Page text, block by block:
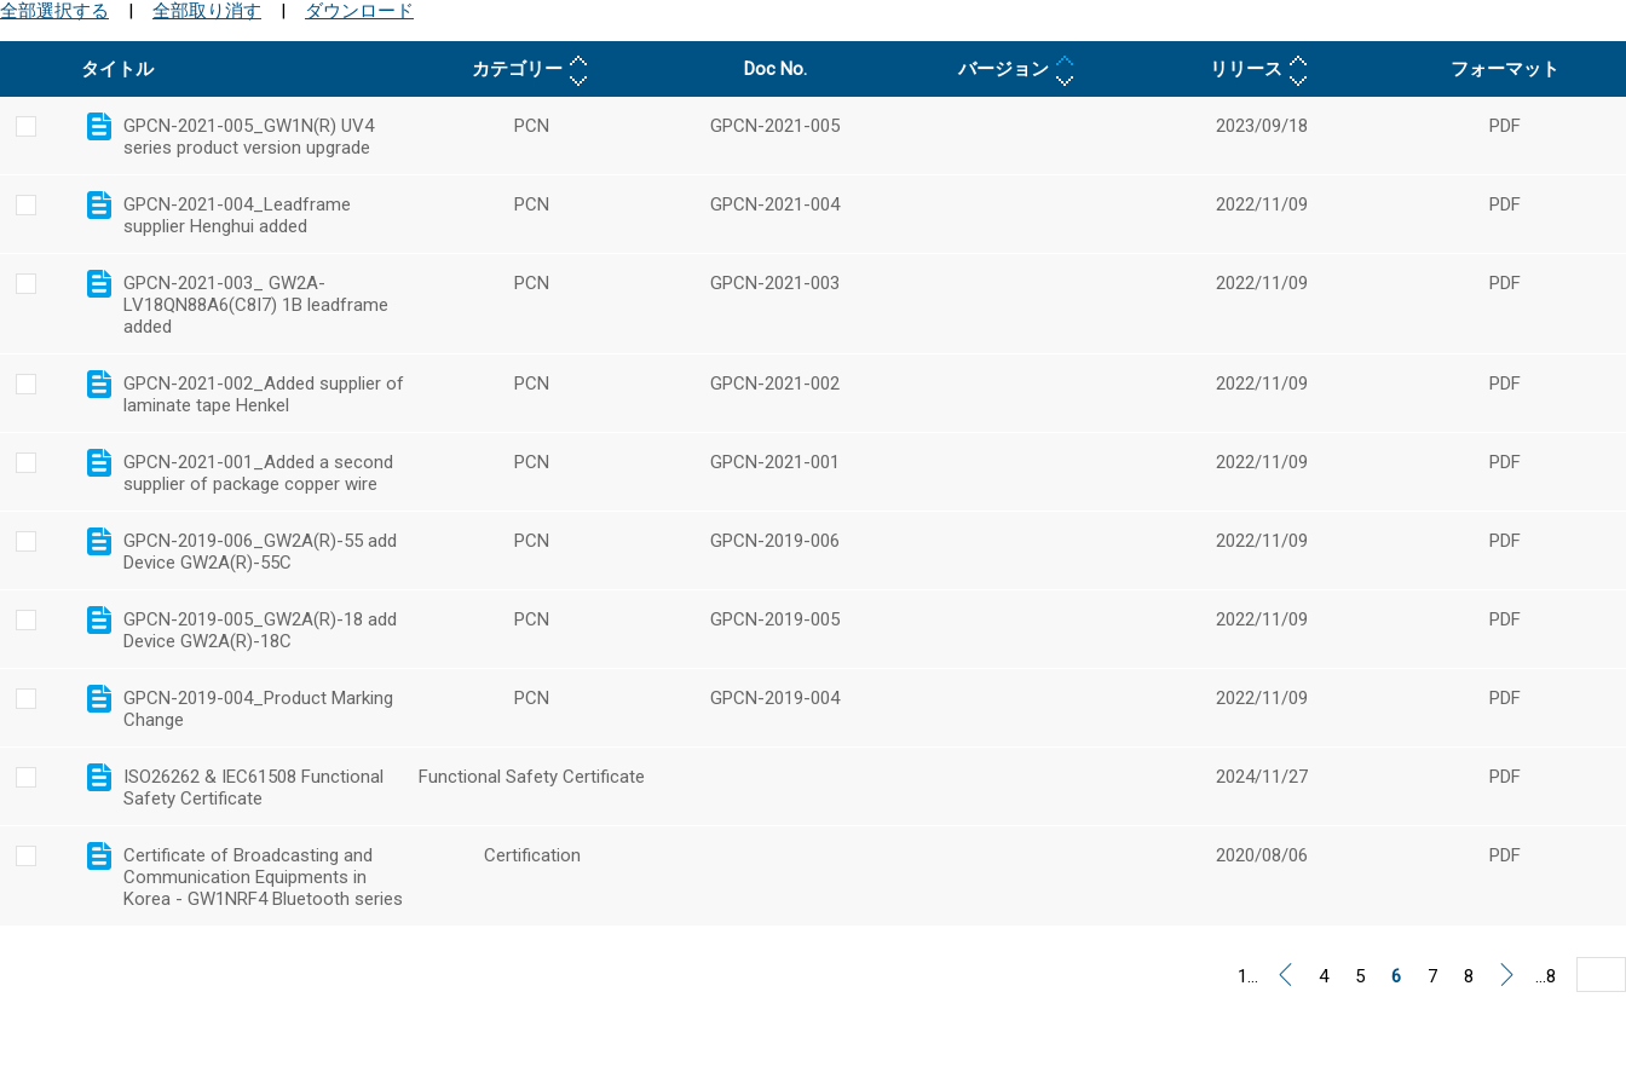
全部選択する | 全部取り消す | ダウンロード
タイトル カテゴリー Doc No. バージョン リリース フォーマット
GPCN-2021-005_GW1N(R) UV4
series product version upgrade
PCN GPCN-2021-005 2023/09/18 PDF
GPCN-2021-004_Leadframe
supplier Henghui added
PCN GPCN-2021-004 2022/11/09 PDF
GPCN-2021-003_ GW2A-
LV18QN88A6(C8I7) 1B leadframe
added
PCN GPCN-2021-003 2022/11/09 PDF
GPCN-2021-002_Added supplier of
laminate tape Henkel
PCN GPCN-2021-002 2022/11/09 PDF
GPCN-2021-001_Added a second
supplier of package copper wire
PCN GPCN-2021-001 2022/11/09 PDF
GPCN-2019-006_GW2A(R)-55 add
Device GW2A(R)-55C
PCN GPCN-2019-006 2022/11/09 PDF
GPCN-2019-005_GW2A(R)-18 add
Device GW2A(R)-18C
PCN GPCN-2019-005 2022/11/09 PDF
GPCN-2019-004_Product Marking
Change
PCN GPCN-2019-004 2022/11/09 PDF
ISO26262 & IEC61508 Functional
Safety Certificate
Functional Safety Certificate 2024/11/27 PDF
Certificate of Broadcasting and
Communication Equipments in
Korea - GW1NRF4 Bluetooth series
Certification 2020/08/06 PDF
1... 4 5 6 7 8 ...8